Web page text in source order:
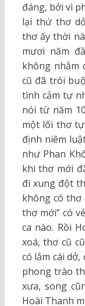
đáng, bởi vì
lại thứ thơ
thơ ấy thời
mươi năm
không nhằm
cũ đã trói
tình cảm tự
nói từ năm
một lối thơ
định niêm
như Phan
khi thơ mới
đi xung đột
không có thơ
thơ mới” có
ca nào. Rồi
xoá, thơ cũ
có lắm cái
phong trào
xưa, song
Hoài Thanh